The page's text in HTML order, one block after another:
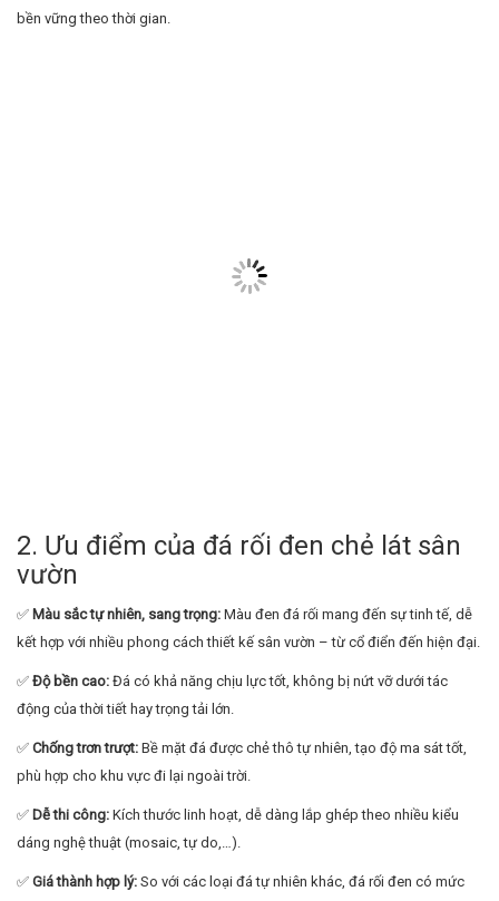
bền vững theo thời gian.
2. Ưu điểm của đá rối đen chẻ lát sân
vườn
✅ Màu sắc tự nhiên, sang trọng: Màu đen đá rối mang đến sự tinh tế, dễ
kết hợp với nhiều phong cách thiết kế sân vườn – từ cổ điển đến hiện đại.
✅ Độ bền cao: Đá có khả năng chịu lực tốt, không bị nứt vỡ dưới tác
động của thời tiết hay trọng tải lớn.
✅ Chống trơn trượt: Bề mặt đá được chẻ thô tự nhiên, tạo độ ma sát tốt,
phù hợp cho khu vực đi lại ngoài trời.
✅ Dễ thi công: Kích thước linh hoạt, dễ dàng lắp ghép theo nhiều kiểu
dáng nghệ thuật (mosaic, tự do,…).
✅ Giá thành hợp lý: So với các loại đá tự nhiên khác, đá rối đen có mức